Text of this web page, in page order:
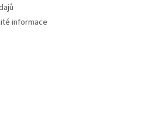
informace